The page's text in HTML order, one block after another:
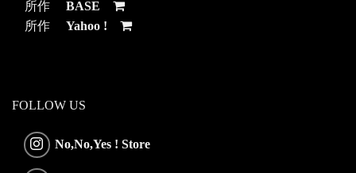
所作 BASE
所作 Yahoo !
FOLLOW US
No,No,Yes ! Store